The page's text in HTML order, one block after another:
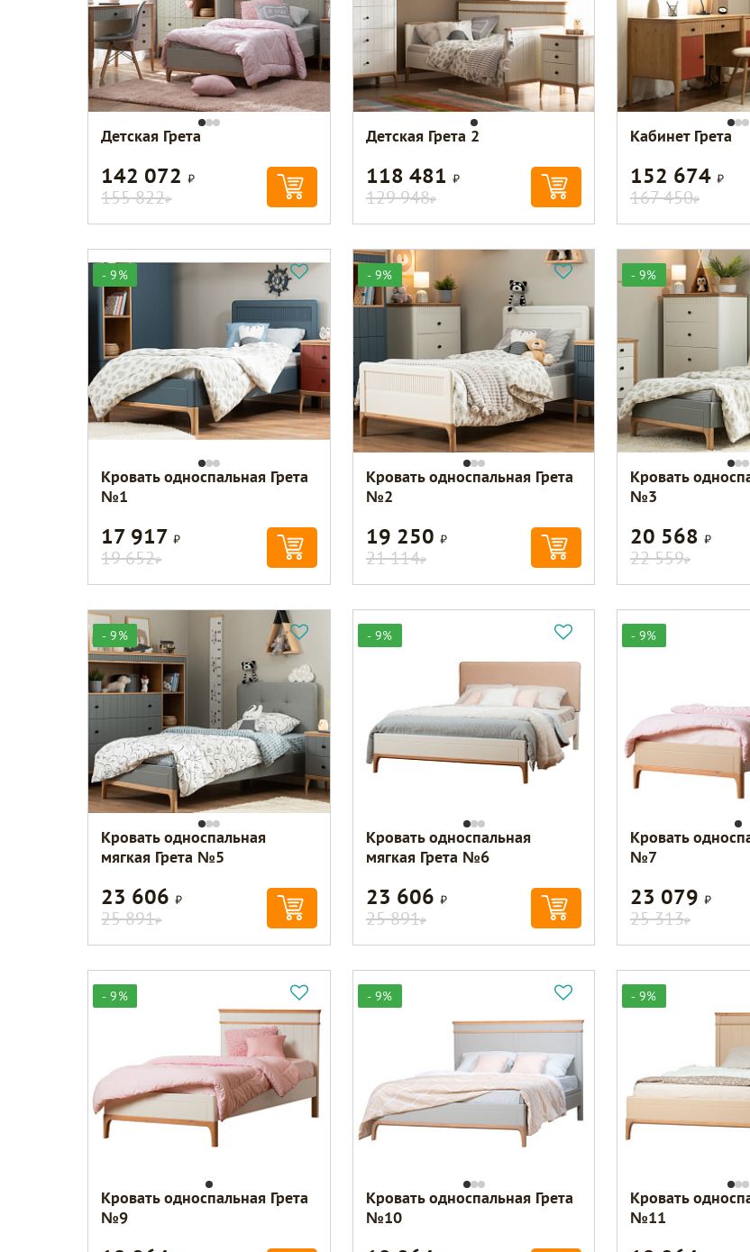
Детская Грета
142 072Р
155 822Р
Детская Грета 2
118 481 Р
129 948Р
Кабинет Грета
152 674 Р
167 450Р
- 9%
Кровать односпальная Грета
№1
17 917Р
19 652Р
- 9%
Кровать односпальная Грета
№2
19 250 Р
21 114Р
- 9%
Кровать
№3
20 568 Р
22 559Р
- 9%
Кровать односпальная
мягкая Грета №5
23 606Р
25 891Р
- 9%
Кровать односпальная
мягкая Грета №6
23 606 Р
25 891Р
- 9%
Кровать
№7
23 079 Р
25 313Р
- 9%
Кровать односпальная Грета
№9
- 9%
Кровать односпальная Грета
№10
- 9%
Кровать
№11